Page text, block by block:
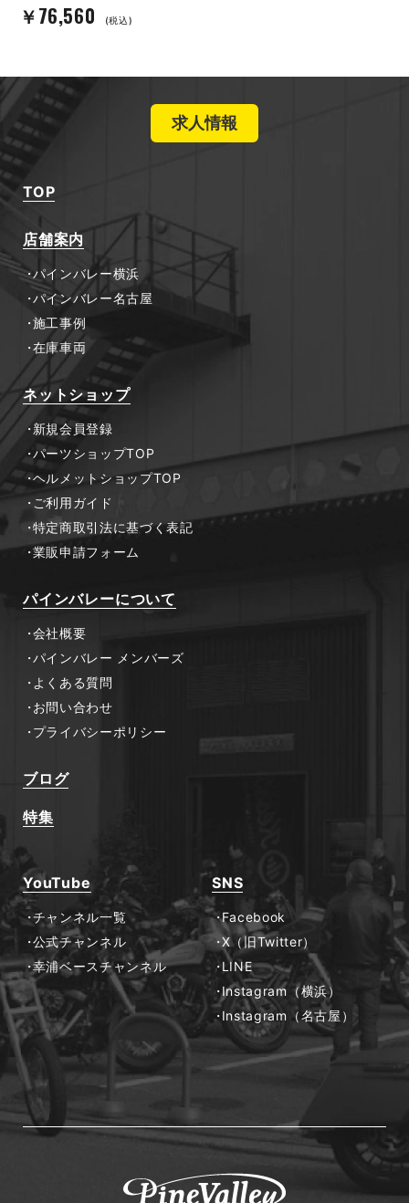
￥76,560 (税込)
求人情報
TOP
店舗案内
パインバレー横浜
パインバレー名古屋
施工事例
在庫車両
ネットショップ
新規会員登録
パーツショップTOP
ヘルメットショップTOP
ご利用ガイド
特定商取引法に基づく表記
業販申請フォーム
パインバレーについて
会社概要
パインバレー メンバーズ
よくある質問
お問い合わせ
プライバシーポリシー
ブログ
特集
YouTube
チャンネル一覧
公式チャンネル
幸浦ベースチャンネル
SNS
Facebook
X（旧Twitter）
LINE
Instagram（横浜）
Instagram（名古屋）